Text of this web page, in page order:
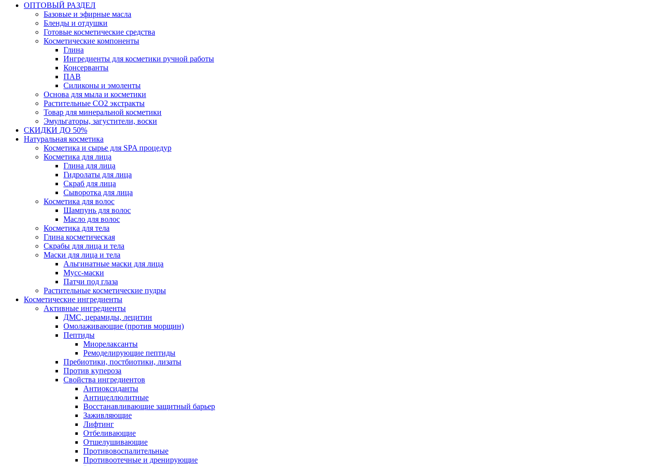
ОПТОВЫЙ РАЗДЕЛ
Базовые и эфирные масла
Бленды и отдушки
Готовые косметические средства
Косметические компоненты
Глина
Ингредиенты для косметики ручной работы
Консерванты
ПАВ
Силиконы и эмоленты
Основа для мыла и косметики
Растительные СО2 экстракты
Товар для минеральной косметики
Эмульгаторы, загустители, воски
СКИДКИ ДО 50%
Натуральная косметика
Косметика и сырье для SPA процедур
Косметика для лица
Глина для лица
Гидролаты для лица
Скраб для лица
Сыворотка для лица
Косметика для волос
Шампунь для волос
Масло для волос
Косметика для тела
Глина косметическая
Скрабы для лица и тела
Маски для лица и тела
Альгинатные маски для лица
Мусс-маски
Патчи под глаза
Растительные косметические пудры
Косметические ингредиенты
Активные ингредиенты
ДМС, церамиды, лецитин
Омолаживающие (против морщин)
Пептиды
Миорелаксанты
Ремоделирующие пептиды
Пребиотики, постбиотики, лизаты
Против купероза
Свойства ингредиентов
Антиоксиданты
Антицеллюлитные
Восстанавливающие защитный барьер
Заживляющие
Лифтинг
Отбеливающие
Отшелушивающие
Противовоспалительные
Противоотечные и дренирующие